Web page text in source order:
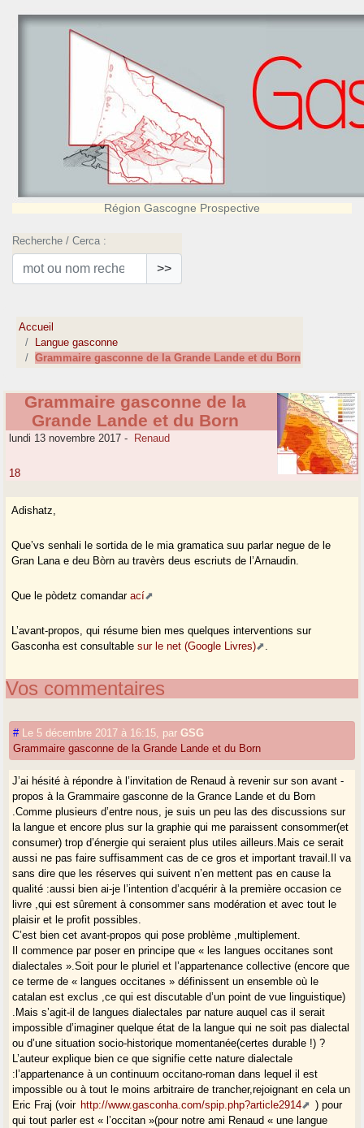
Région Gascogne Prospective
Recherche / Cerca :
>>
Accueil
Langue gasconne
Grammaire gasconne de la Grande Lande et du Born
Grammaire gasconne de la
Grande Lande et du Born
lundi 13 novembre 2017 - Renaud
18
Adishatz,
Que’vs senhali le sortida de le mia gramatica suu parlar negue de le
Gran Lana e deu Bòrn au travèrs deus escriuts de l’Arnaudin.
Que le pòdetz comandarací
L’avant-propos, qui résume bien mes quelques interventions sur
Gasconha est consultablesur le net (Google Livres) .
Vos commentaires
# Le 5 décembre 2017 à 16:15 parGSG
Grammaire gasconne de la Grande Lande et du Born
J’ai hésité à répondre à l’invitation de Renaud à revenir sur son avant -
propos à la Grammaire gasconne de la Grance Lande et du Born
.Comme plusieurs d’entre nous, je suis un peu las des discussions sur
la langue et encore plus sur la graphie qui me paraissent consommer(et
consumer) trop d’énergie qui seraient plus utiles ailleurs.Mais ce serait
aussi ne pas faire suffisamment cas de ce gros et important travail.Il va
sans dire que les réserves qui suivent n’en mettent pas en cause la
qualité :aussi bien ai-je l’intention d’acquérir à la première occasion ce
livre ,qui est sûrement à consommer sans modération et avec tout le
plaisir et le profit possibles.
C’est bien cet avant-propos qui pose problème ,multiplement.
Il commence par poser en principe que « les langues occitanes sont
dialectales ».Soit pour le pluriel et l’appartenance collective (encore que
ce terme de « langues occitanes » définissent un ensemble où le
catalan est exclus ,ce qui est discutable d’un point de vue linguistique)
.Mais s’agit-il de langues dialectales par nature auquel cas il serait
impossible d’imaginer quelque état de la langue qui ne soit pas dialectal
ou d’une situation socio-historique momentanée(certes durable !) ?
L’auteur explique bien ce que signifie cette nature dialectale
:l’appartenance à un continuum occitano-roman dans lequel il est
impossible ou à tout le moins arbitraire de trancher,rejoignant en cela un
Eric Fraj (voir http://www.gasconha.com/spip.php?article2914
) pour
qui tout parler est « l’occitan »(pour notre ami Renaud « une langue